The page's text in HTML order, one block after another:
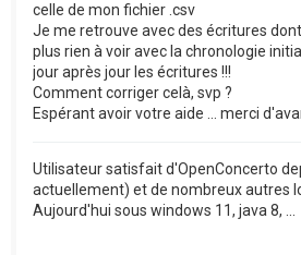
celle de mon fichier .csv
Je me retrouve avec des écritures
plus rien à voir avec la chronologie
jour après jour les écritures !!!
Comment corriger celà, svp ?
Espérant avoir votre aide ... merci
Utilisateur satisfait d'OpenConcerto
actuellement) et de nombreux autres
Aujourd'hui sous windows 11, java 8, ...